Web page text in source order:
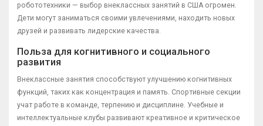
робототехники — выбор внеклассных занятий в США огромен.
Дети могут заниматься своими увлечениями, находить новых
друзей и развивать лидерские качества.
Польза для когнитивного и социального
развития
Внеклассные занятия способствуют улучшению когнитивных
функций, таких как концентрация и память. Спортивные секции
учат работе в команде, терпению и дисциплине. Учебные и
интеллектуальные клубы развивают креативное и критическое